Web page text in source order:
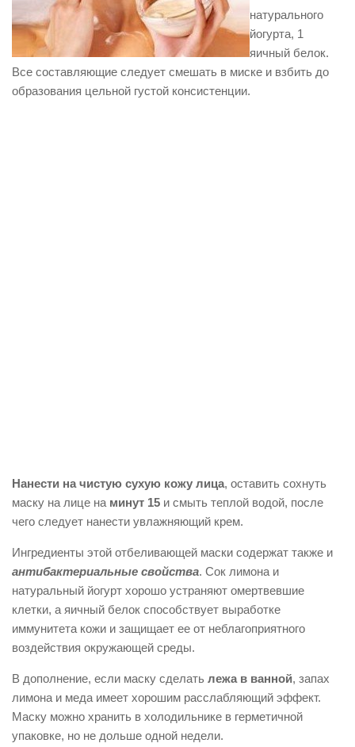
натурального
йогурта, 1
яичный белок.
Все составляющие следует смешать в миске и взбить до
образования цельной густой консистенции.
Нанести на чистую сухую кожу лица, оставить сохнуть
маску на лице на минут 15 и смыть теплой водой, после
чего следует нанести увлажняющий крем.
Ингредиенты этой отбеливающей маски содержат также и
антибактериальные свойства. Сок лимона и
натуральный йогурт хорошо устраняют омертвевшие
клетки, а яичный белок способствует выработке
иммунитета кожи и защищает ее от неблагоприятного
воздействия окружающей среды.
В дополнение, если маску сделать лежа в ванной, запах
лимона и меда имеет хорошим расслабляющий эффект.
Маску можно хранить в холодильнике в герметичной
упаковке, но не дольше одной недели.